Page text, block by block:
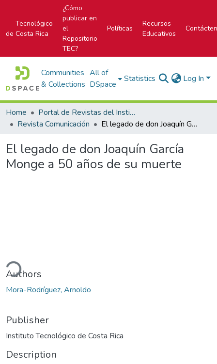
Tecnológico
de Costa Rica
¿Cómo
publicar en
el
Repositorio
TEC?
Políticas
Recursos
Educativos
Communities
& Collections
All of
DSpace
Statistics Log In
Home
Portal de Revistas del Instituto Tecnológico de Costa Rica
Revista Comunicación
El legado de don Joaquín García Monge a 50 años de su muerte
El legado de don Joaquín García
Monge a 50 años de su muerte
Authors
Mora-Rodríguez, Arnoldo
Publisher
Instituto Tecnológico de Costa Rica
Description